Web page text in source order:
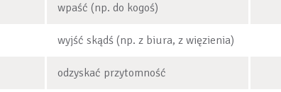
wpaść (np. do kogoś)
wyjść skądś (np. z biura, z więzienia)
odzyskać przytomność